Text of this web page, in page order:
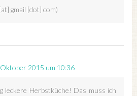
gmail [dot] com)
2015 um 10:36
leckere Herbstküche! Das muss ich